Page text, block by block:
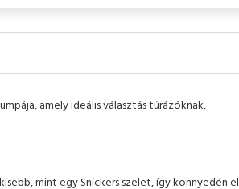
amely ideális választás túrázóknak,
mint egy Snickers szelet, így könnyedén